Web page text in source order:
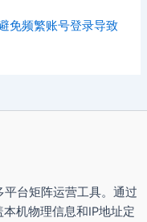
免频繁账号登录导致
平台矩阵运营工具。通过
机物理信息和IP地址定